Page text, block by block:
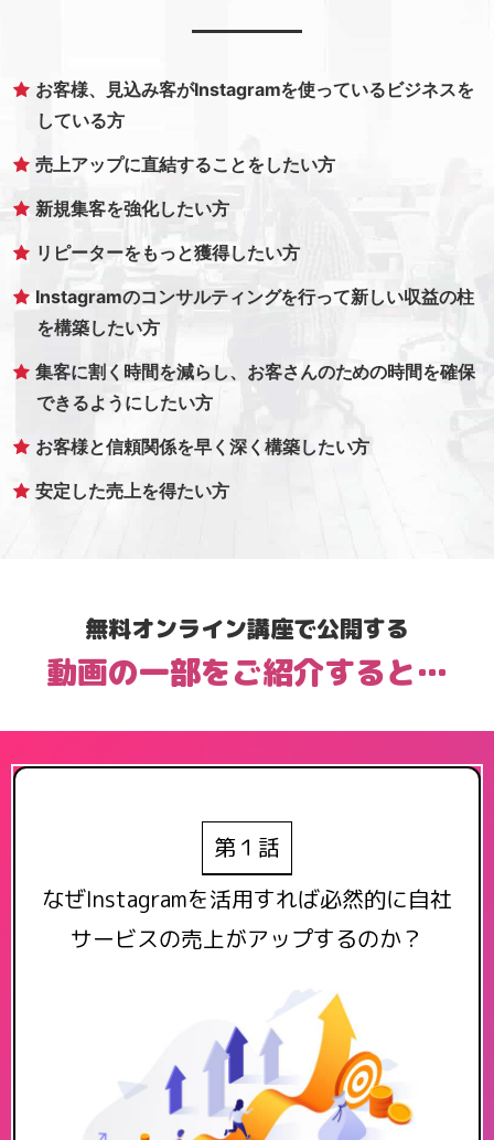
お客様、見込み客がInstagramを使っているビジネスを
している方
売上アップに直結することをしたい方
新規集客を強化したい方
リピーターをもっと獲得したい方
Instagramのコンサルティングを行って新しい収益の柱
を構築したい方
集客に割く時間を減らし、お客さんのための時間を確保
できるようにしたい方
お客様と信頼関係を早く深く構築したい方
安定した売上を得たい方
無料オンライン講座で公開する
動画の一部をご紹介すると…
第１話
なぜInstagramを活用すれば必然的に自社
サービスの売上がアップするのか？